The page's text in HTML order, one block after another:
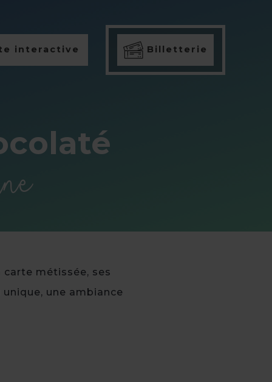
interactive Billetterie
carte métissée, ses
une ambiance